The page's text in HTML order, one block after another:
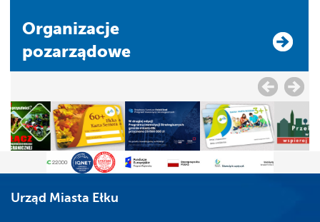
Organizacje
pozarządowe
Urząd Miasta Ełku